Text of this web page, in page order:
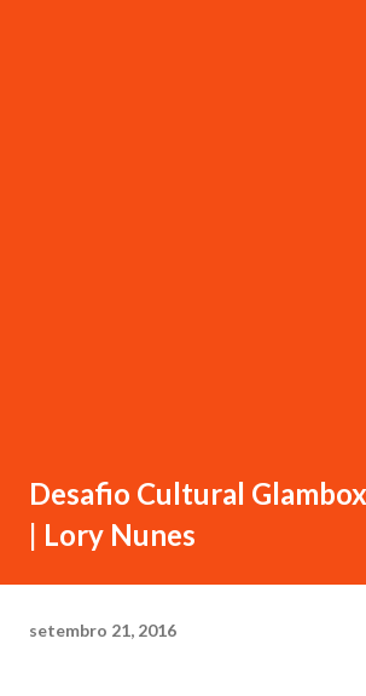
Desafio Cultural
| Lory Nunes
setembro 21, 2016